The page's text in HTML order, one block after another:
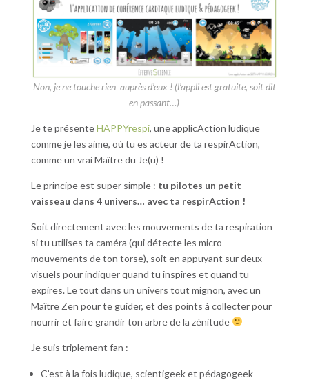
Non, je ne touche rien auprès d’eux ! (l’appli est gratuite, soit dit
en passant…)
Je te présenteHAPPYrespi, une applicAction ludique
comme je les aime, où tu es acteur de ta respirAction,
comme un vrai Maître du Je(u) !
Le principe est super simple : tu pilotes un petit
vaisseau dans 4 univers… avec ta respirAction !
Soit directement avec les mouvements de ta respiration
si tu utilises ta caméra (qui détecte les micro-
mouvements de ton torse), soit en appuyant sur deux
visuels pour indiquer quand tu inspires et quand tu
expires. Le tout dans un univers tout mignon, avec un
Maître Zen pour te guider, et des points à collecter pour
nourrir et faire grandir ton arbre de la zénitude
Je suis triplement fan :
C’est à la fois ludique, scientigeek et pédagogeek